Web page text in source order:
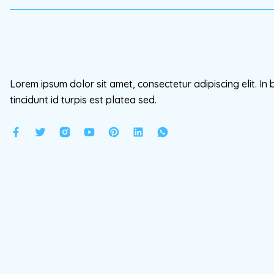
Lorem ipsum dolor sit amet, consectetur adipiscing elit. In
tincidunt id turpis est platea sed.